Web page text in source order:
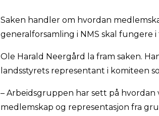
Saken handler om hvordan
generalforsamling i NMS skal fungere i
Ole Harald Neergård la fram saken.
landsstyrets representant i komiteen
– Arbeidsgruppen har sett på
medlemskap og representasjon fra